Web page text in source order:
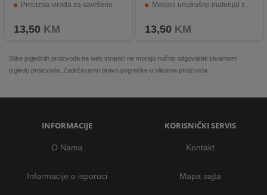
Precizna izrada za savršeno pristajanje
13,50 KM
Mekani unutrašnji materijal za zaštitu ekrana
13,50 KM
Slike pojedinih proizvoda na web stranici ne moraju nužno odgovarati stvarnom
izgledu proizvoda. Zadržavamo pravo pogreške u slikama proizvoda.
INFORMACIJE
O Nama
Informacije o isporuci
KORISNIČKI SERVIS
Kontakt
Mapa sajta